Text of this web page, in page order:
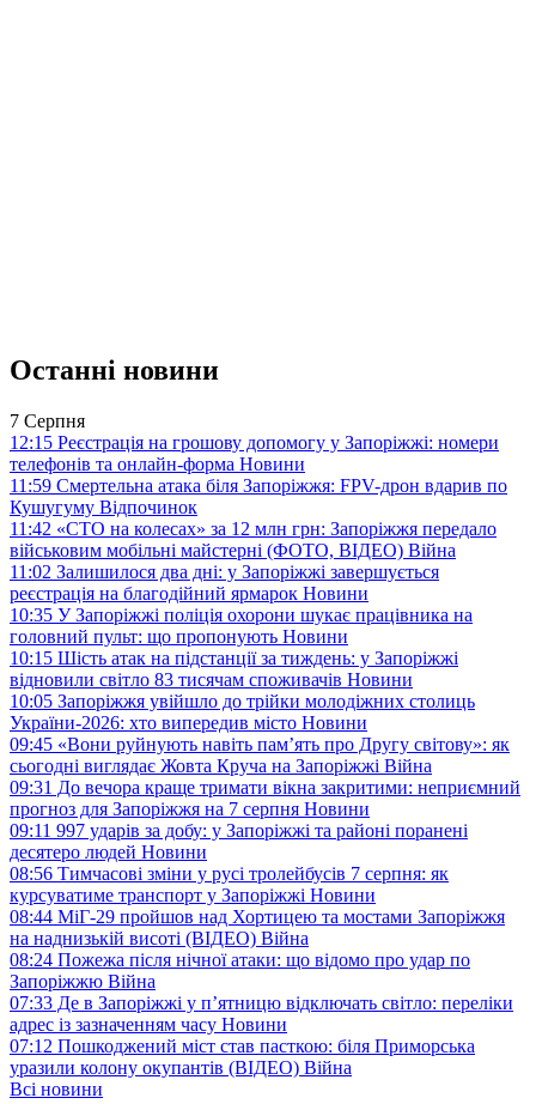
Останні новини
7 Серпня
12:15 Реєстрація на грошову допомогу у Запоріжжі: номери
телефонів та онлайн-форма Новини
11:59 Смертельна атака біля Запоріжжя: FPV-дрон вдарив по
Кушугуму Відпочинок
11:42 «СТО на колесах» за 12 млн грн: Запоріжжя передало
військовим мобільні майстерні (ФОТО, ВІДЕО) Війна
11:02 Залишилося два дні: у Запоріжжі завершується
реєстрація на благодійний ярмарок Новини
10:35 У Запоріжжі поліція охорони шукає працівника на
головний пульт: що пропонують Новини
10:15 Шість атак на підстанції за тиждень: у Запоріжжі
відновили світло 83 тисячам споживачів Новини
10:05 Запоріжжя увійшло до трійки молодіжних столиць
України-2026: хто випередив місто Новини
09:45 «Вони руйнують навіть пам’ять про Другу світову»: як
сьогодні виглядає Жовта Круча на Запоріжжі Війна
09:31 До вечора краще тримати вікна закритими: неприємний
прогноз для Запоріжжя на 7 серпня Новини
09:11 997 ударів за добу: у Запоріжжі та районі поранені
десятеро людей Новини
08:56 Тимчасові зміни у русі тролейбусів 7 серпня: як
курсуватиме транспорт у Запоріжжі Новини
08:44 МіГ-29 пройшов над Хортицею та мостами Запоріжжя
на наднизькій висоті (ВІДЕО) Війна
08:24 Пожежа після нічної атаки: що відомо про удар по
Запоріжжю Війна
07:33 Де в Запоріжжі у п’ятницю відключать світло: переліки
адрес із зазначенням часу Новини
07:12 Пошкоджений міст став пасткою: біля Приморська
уразили колону окупантів (ВІДЕО) Війна
Всі новини